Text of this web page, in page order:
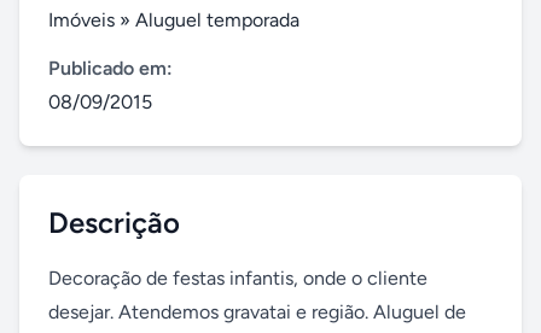
Imóveis » Aluguel temporada
Publicado em:
08/09/2015
Descrição
Decoração de festas infantis, onde o cliente
desejar. Atendemos gravatai e região. Aluguel de